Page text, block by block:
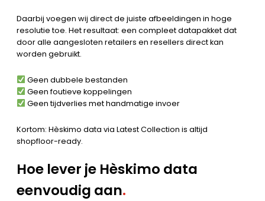
Daarbij voegen wij direct de juiste afbeeldingen in hoge
resolutie toe. Het resultaat: een compleet datapakket dat
door alle aangesloten retailers en resellers direct kan
worden gebruikt.
Geen dubbele bestanden
Geen foutieve koppelingen
Geen tijdverlies met handmatige invoer
Kortom: Hèskimo data via Latest Collection is altijd
shopfloor-ready.
Hoe lever je Hèskimo data
eenvoudig aan.